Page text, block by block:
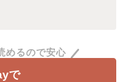
めるので安心
で